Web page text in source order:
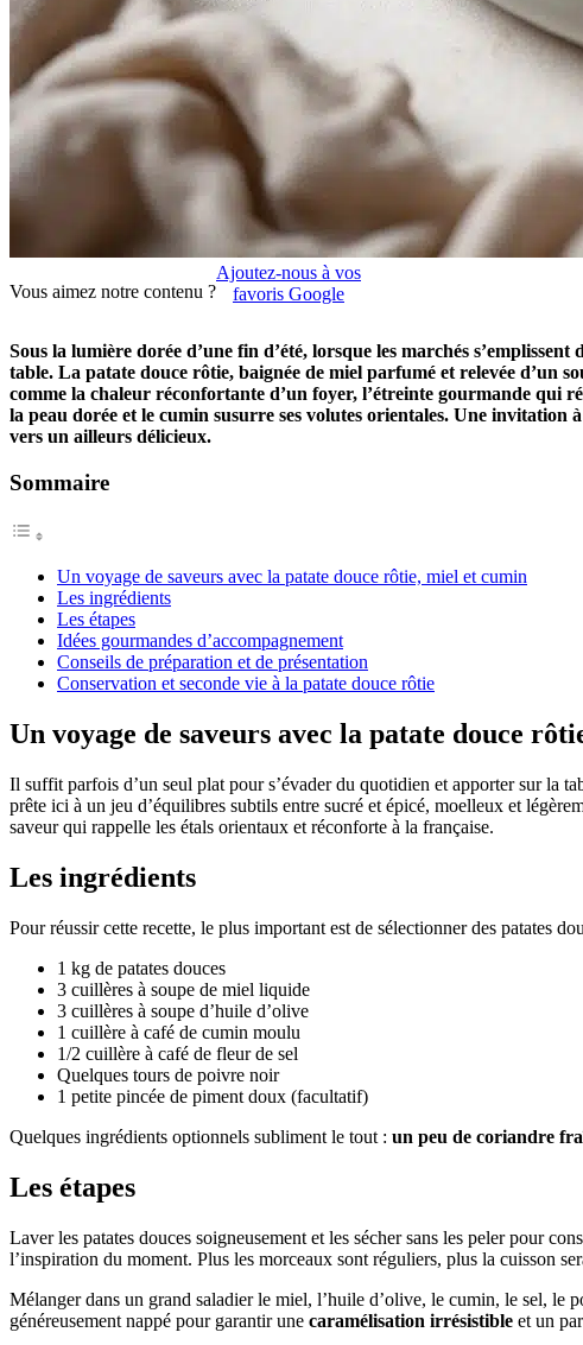
Vous aimez notre contenu ?
Ajoutez-nous à vos
favoris Google
Sous la lumière dorée d’une fin d’été, lorsque les marchés
table. La patate douce rôtie, baignée de miel parfumé et relevée d’un
comme la chaleur réconfortante d’un foyer, l’étreinte gourmande qui
la peau dorée et le cumin susurre ses volutes orientales. Une invitation
vers un ailleurs délicieux.
Sommaire
Un voyage de saveurs avec la patate douce rôtie, miel et cumin
Les ingrédients
Les étapes
Idées gourmandes d’accompagnement
Conseils de préparation et de présentation
Conservation et seconde vie à la patate douce rôtie
Un voyage de saveurs avec la patate douce
Il suffit parfois d’un seul plat pour s’évader du quotidien et apporter sur la
prête ici à un jeu d’équilibres subtils entre sucré et épicé, moelleux et
saveur qui rappelle les étals orientaux et réconforte à la française.
Les ingrédients
Pour réussir cette recette, le plus important est de sélectionner des patates
1 kg de patates douces
3 cuillères à soupe de miel liquide
3 cuillères à soupe d’huile d’olive
1 cuillère à café de cumin moulu
1/2 cuillère à café de fleur de sel
Quelques tours de poivre noir
1 petite pincée de piment doux (facultatif)
Quelques ingrédients optionnels subliment le tout : un peu de coriandre
Les étapes
Laver les patates douces soigneusement et les sécher sans les peler pour
l’inspiration du moment. Plus les morceaux sont réguliers, plus la cuisson
Mélanger dans un grand saladier le miel, l’huile d’olive, le cumin, le sel, le
généreusement nappé pour garantir une caramélisation irrésistible et un